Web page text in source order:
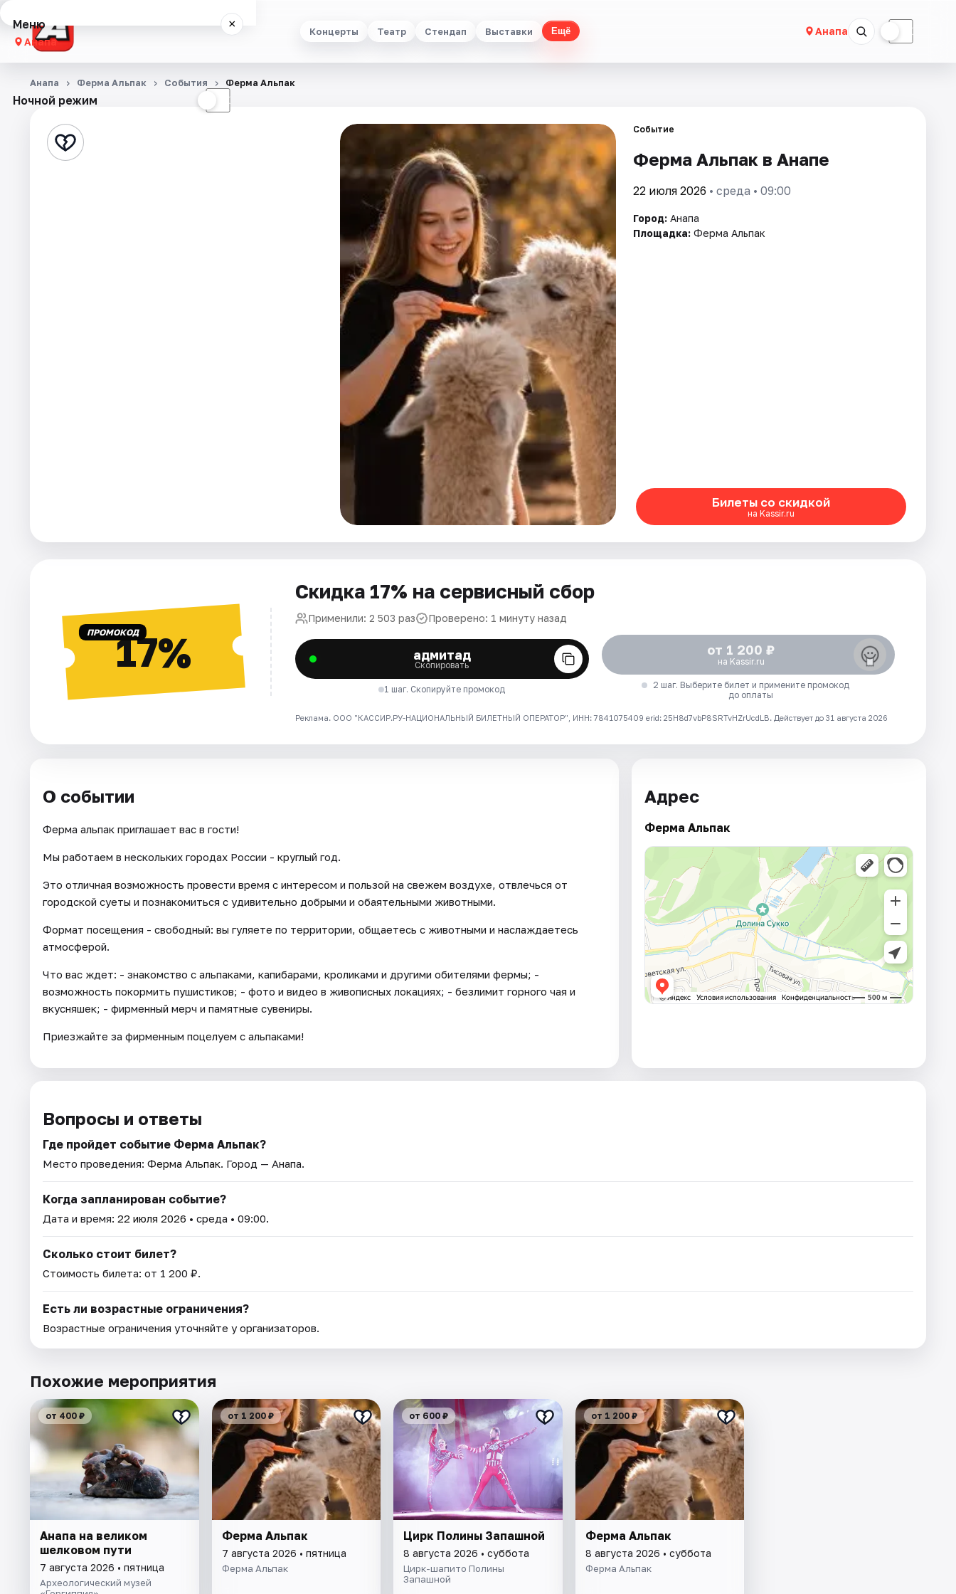
Концерты Театр Стендап Выставки Ещё Анапа ☾
Меню ×
Анапа
Концерты
Стендап
Ночной режим ☾
Анапа Ферма Альпак События Ферма Альпак
Событие
Ферма Альпак в Анапе
22 июля 2026 • среда • 09:00
Город: Анапа
Площадка: Ферма Альпак
Билеты со скидкой
на Kassir.ru
ПРОМОКОД17%
Скидка 17% на сервисный сбор
Применили: 2 503 раз Проверено: 1 минуту назад
адмитад
Скопировать
1 шаг. Скопируйте промокод
от 1 200 ₽
на Kassir.ru
2 шаг. Выберите билет и примените промокод
до оплаты
Реклама. ООО "КАССИР.РУ-НАЦИОНАЛЬНЫЙ БИЛЕТНЫЙ ОПЕРАТОР", ИНН: 7841075409 erid: 25H8d7vbP8SRTvHZrUcdLB. Действует до 31 августа 2026
О событии
Ферма альпак приглашает вас в гости!
Мы работаем в нескольких городах России - круглый год.
Это отличная возможность провести время с интересом и пользой на свежем воздухе, отвлечься от
городской суеты и познакомиться с удивительно добрыми и обаятельными животными.
Формат посещения - свободный: вы гуляете по территории, общаетесь с животными и наслаждаетесь
атмосферой.
Что вас ждет: - знакомство с альпаками, капибарами, кроликами и другими обителями фермы; -
возможность покормить пушистиков; - фото и видео в живописных локациях; - безлимит горного чая и
вкусняшек; - фирменный мерч и памятные сувениры.
Приезжайте за фирменным поцелуем с альпаками!
Адрес
Ферма Альпак
Вопросы и ответы
Где пройдет событие Ферма Альпак?
Место проведения: Ферма Альпак. Город — Анапа.
Когда запланирован событие?
Дата и время: 22 июля 2026 • среда • 09:00.
Сколько стоит билет?
Стоимость билета: от 1 200 ₽.
Есть ли возрастные ограничения?
Возрастные ограничения уточняйте у организаторов.
Похожие мероприятия
от 400 ₽
Анапа на великом
шелковом пути
7 августа 2026 • пятница
Археологический музей
от 1 200 ₽
Ферма Альпак
7 августа 2026 • пятница
Ферма Альпак
от 600 ₽
Цирк Полины Запашной
8 августа 2026 • суббота
Цирк-шапито Полины
Запашной
от 1 200 ₽
Ферма Альпак
8 августа 2026 • суббота
Ферма Альпак